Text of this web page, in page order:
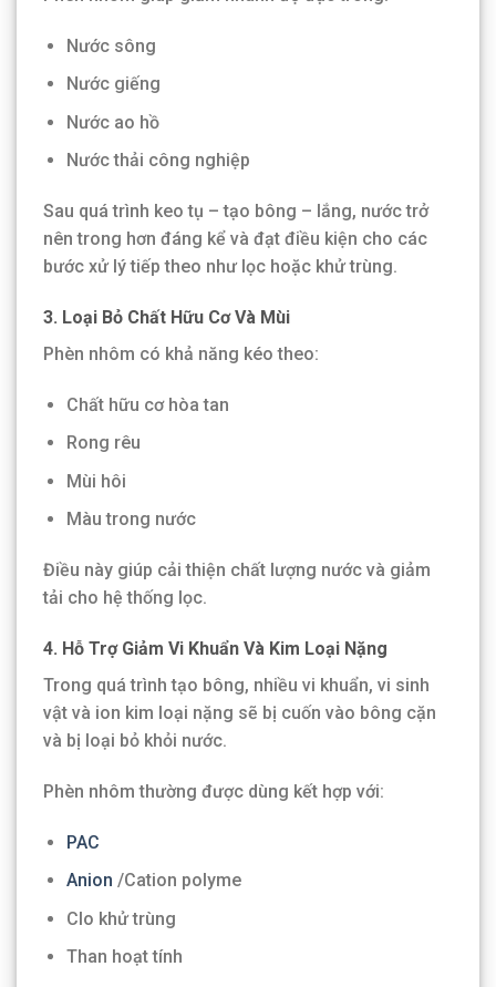
Nước sông
Nước giếng
Nước ao hồ
Nước thải công nghiệp
Sau quá trình keo tụ – tạo bông – lắng, nước trở
nên trong hơn đáng kể và đạt điều kiện cho các
bước xử lý tiếp theo như lọc hoặc khử trùng.
3. Loại Bỏ Chất Hữu Cơ Và Mùi
Phèn nhôm có khả năng kéo theo:
Chất hữu cơ hòa tan
Rong rêu
Mùi hôi
Màu trong nước
Điều này giúp cải thiện chất lượng nước và giảm
tải cho hệ thống lọc.
4. Hỗ Trợ Giảm Vi Khuẩn Và Kim Loại Nặng
Trong quá trình tạo bông, nhiều vi khuẩn, vi sinh
vật và ion kim loại nặng sẽ bị cuốn vào bông cặn
và bị loại bỏ khỏi nước.
Phèn nhôm thường được dùng kết hợp với:
PAC
Anion /Cation polyme
Clo khử trùng
Than hoạt tính